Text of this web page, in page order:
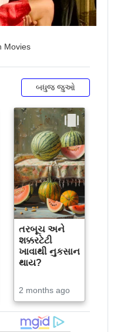
બધુજ જુઓ
તરબૂચ અને
શક્કરટેટી
ખાવાથી નુકસાન
થાય?
2 months ago